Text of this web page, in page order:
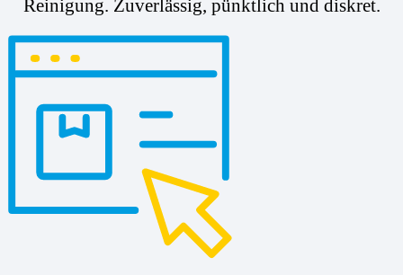
Reinigung. Zuverlässig, pünktlich und diskret.